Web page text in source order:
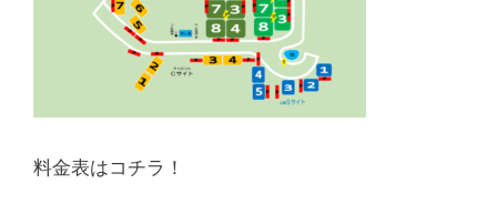
料金表はコチラ！